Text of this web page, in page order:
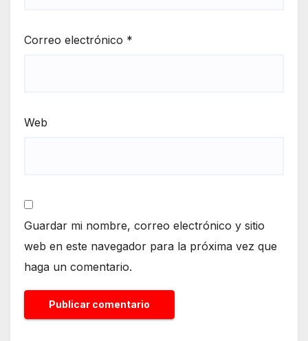
Correo electrónico *
Web
Guardar mi nombre, correo electrónico y sitio
web en este navegador para la próxima vez que
haga un comentario.